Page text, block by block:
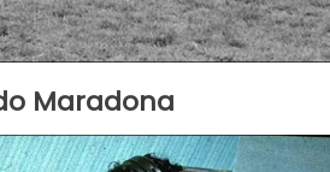
Maradona